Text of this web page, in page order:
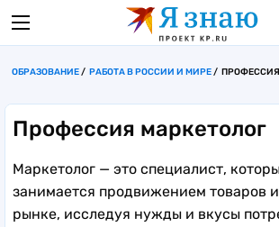
ОБРАЗОВАНИЕ РАБОТА В РОССИИ И МИРЕ
Профессия маркетолог
Маркетолог — это специалист,
занимается продвижением товаров и
рынке, исследуя нужды и вкусы